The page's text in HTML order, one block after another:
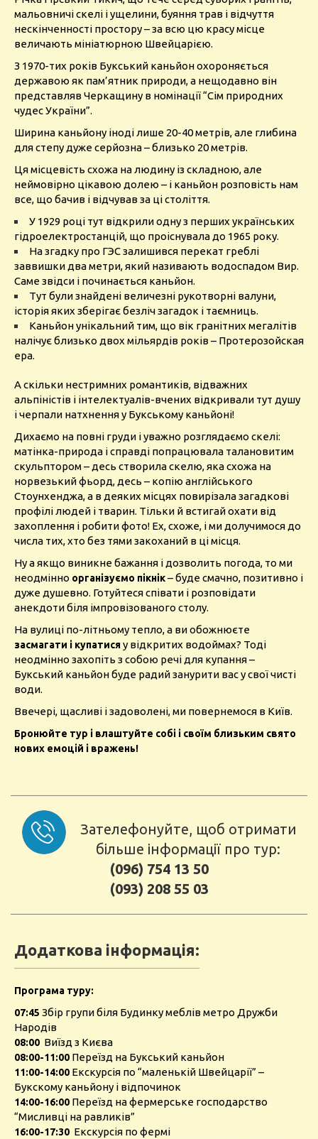
мальовничі скелі і ущелини, буяння трав і відчуття
нескінченності простору – за всю цю красу місце
величають мініатюрною Швейцарією.
З 1970-тих років Букський каньйон охороняється
державою як пам’ятник природи, а нещодавно він
представляв Черкащину в номінації “Сім природних
чудес України”.
Ширина каньйону іноді лише 20-40 метрів, але глибина
для степу дуже серйозна – близько 20 метрів.
Ця місцевість схожа на людину із складною, але
неймовірно цікавою долею – і каньйон розповість нам
все, що бачив і відчував за ці століття.
У 1929 році тут відкрили одну з перших українських
гідроелектростанцій, що проіснувала до 1965 року.
На згадку про ГЭС залишився перекат греблі
заввишки два метри, який називають водоспадом Вир.
Саме звідси і починається каньйон.
Тут були знайдені величезні рукотворні валуни,
історія яких зберігає безліч загадок і таємниць.
Каньйон унікальний тим, що вік гранітних мегалітів
налічує близько двох мільярдів років – Протерозойская
ера.
А скільки нестримних романтиків, відважних
альпіністів і інтелектуалів-вчених відкривали тут душу
і черпали натхнення у Букському каньйоні!
Дихаємо на повні груди і уважно розглядаємо скелі:
матінка-природа і справді попрацювала талановитим
скульптором – десь створила скелю, яка схожа на
норвезький фьорд, десь – копію англійського
Стоунхенджа, а в деяких місцях повирізала загадкові
профілі людей і тварин. Тільки й встигай охати від
захоплення і робити фото! Ех, схоже, і ми долучимося до
числа тих, хто без тями закоханий в ці місця.
Ну а якщо виникне бажання і дозволить погода, то ми
неодмінно організуємо пікнік– буде смачно, позитивно і
дуже душевно. Готуйтеся співати і розповідати
анекдоти біля імпровізованого столу.
На вулиці по-літньому тепло, а ви обожнюєте
засмагати і купатисяу відкритих водоймах? Тоді
неодмінно захопіть з собою речі для купання –
Букський каньйон буде радий занурити вас у свої чисті
води.
Ввечері, щасливі і задоволені, ми повернемося в Київ.
Бронюйте тур і влаштуйте собі і своїм близьким свято
нових емоцій і вражень!
Зателефонуйте, щоб отримати
більше інформації про тур:
(096) 754 13 50
(093) 208 55 03
Додаткова інформація:
Програма туру:
07:45 Збір групи біля Будинку меблів метро Дружби
Народів
08:00 Виїзд з Києва
08:00-11:00 Переїзд на Букський каньйон
11:00-14:00 Екскурсія по “маленькій Швейцарії” –
Букскому каньйону і відпочинок
14:00-16:00 Переїзд на фермерське господарство
“Мисливці на равликів”
16:00-17:30 Екскурсія по фермі